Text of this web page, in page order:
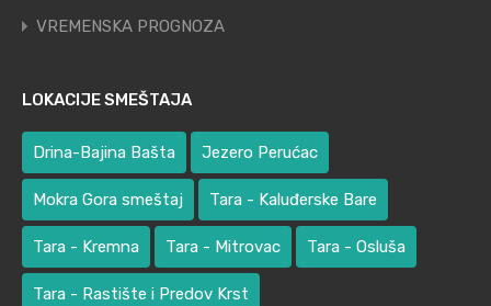
VREMENSKA PROGNOZA
LOKACIJE SMEŠTAJA
Drina-Bajina Bašta Jezero Perućac
Mokra Gora smeštaj Tara - Kaluđerske Bare
Tara - Kremna Tara - Mitrovac Tara - Osluša
Tara - Rastište i Predov Krst